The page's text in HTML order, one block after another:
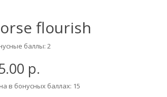
flourish
баллы: 2
р.
в бонусных баллах: 15